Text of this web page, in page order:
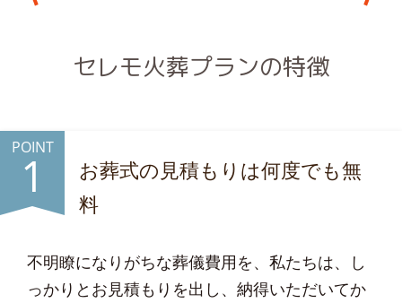
セレモ火葬プランの特徴
POINT
1
お葬式の見積もりは何度でも無
料
不明瞭になりがちな葬儀費用を、私たちは、し
っかりとお見積もりを出し、納得いただいてか